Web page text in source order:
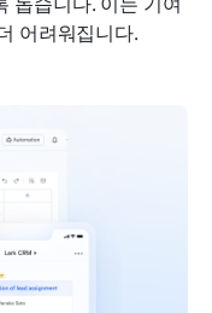
어려워집니다.